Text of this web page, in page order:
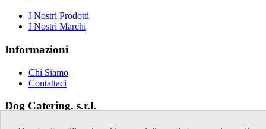
I Nostri Prodotti
I Nostri Marchi
Informazioni
Chi Siamo
Contattaci
Dog Catering. s.r.l.